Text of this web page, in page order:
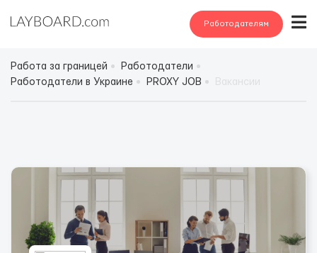
Работодателям
Работа за границей
Работодатели
Работодатели в Украине
PROXY JOB